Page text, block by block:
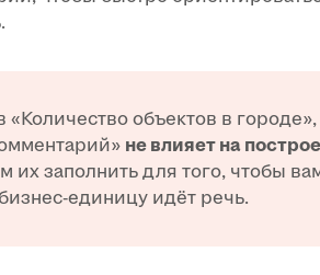
«Количество объектов в
не влияет на
заполнить для того, чтобы
единицу идёт речь.